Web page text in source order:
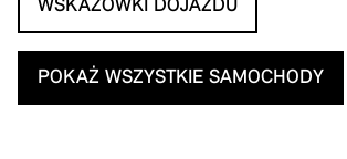
WSKAZÓWKI DOJAZDU
POKAŻ WSZYSTKIE SAMOCHODY